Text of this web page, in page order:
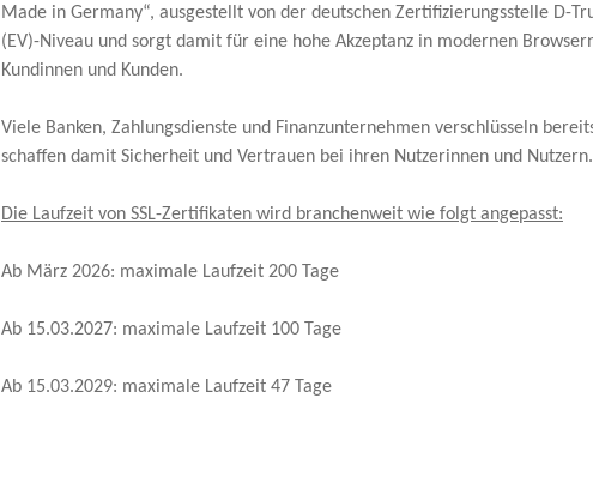
Made in Germany“, ausgestellt von der deutschen Zertifizierungsstelle D-
(EV)-Niveau und sorgt damit für eine hohe Akzeptanz in modernen
Kundinnen und Kunden.
Viele Banken, Zahlungsdienste und Finanzunternehmen verschlüsseln
schaffen damit Sicherheit und Vertrauen bei ihren Nutzerinnen und
Die Laufzeit von SSL-Zertifikaten wird branchenweit wie folgt angepasst:
Ab März 2026: maximale Laufzeit 200 Tage
Ab 15.03.2027: maximale Laufzeit 100 Tage
Ab 15.03.2029: maximale Laufzeit 47 Tage